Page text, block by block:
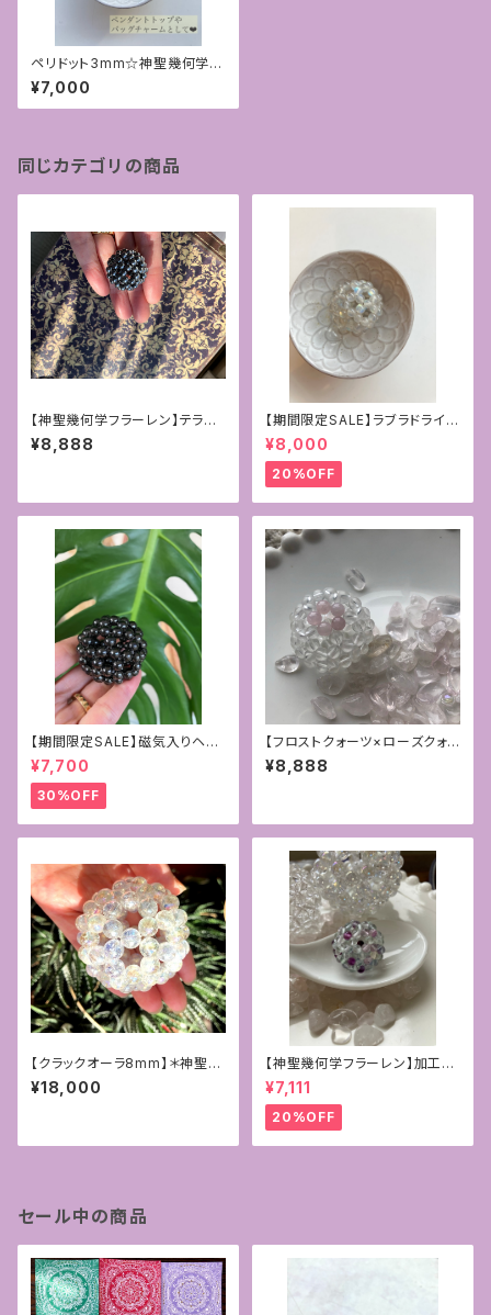
ペリドット3mm☆神聖幾何学フ
ラーレン☆ペンダントトップ
¥7,000
同じカテゴリの商品
【神聖幾何学フラーレン】テラヘ
ルツ4mmパワーストーン
¥8,888
【期間限定SALE】ラブラドライト
＊バッグチャームやペンダントに
＊神聖幾何学フラーレン4mm
¥8,000
20%OFF
【期間限定SALE】磁気入りヘマ
タイトの6mmフラーレン〜守
護〜
¥7,700
30%OFF
【フロストクォーツ×ローズクォ
ーツ】乙女な神聖幾何学フラー
レン4mm
¥8,888
【クラックオーラ8mm】＊神聖幾
何学フラーレン＊
¥18,000
【神聖幾何学フラーレン】加工サ
ービス付き☆4mmフローライト
＊ペンダントトップ
¥7,111
20%OFF
セール中の商品